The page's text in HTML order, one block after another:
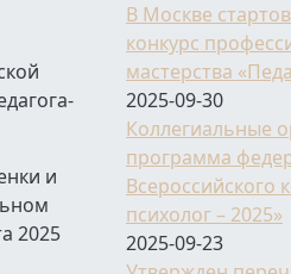
и
2025
В Москве
конкурс
мастерства
2025-09-30
Коллегиальные
программа
Всероссийского
психолог – 2025»
2025-09-23